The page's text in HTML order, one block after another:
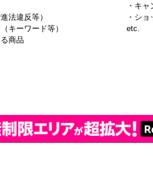
法違反等）
キーワード等）
商品
・キ
・シ
etc.